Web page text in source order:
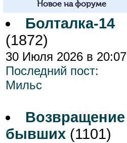
Новое на форуме
Болталка-14
(1872)
30 Июля 2026 в 20:07
Последний пост:
Мильс
Возвращение
бывших(1101)